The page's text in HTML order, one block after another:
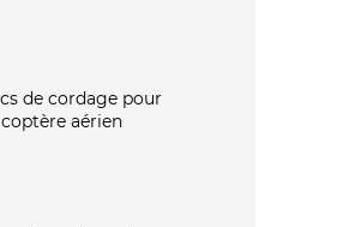
de cordage pour
aérien